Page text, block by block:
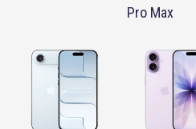
Pro Max